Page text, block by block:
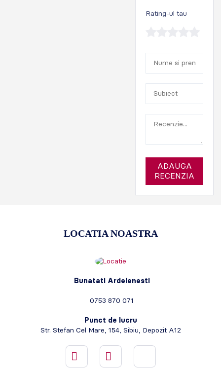
Rating-ul tau
ADAUGA
RECENZIA
LOCATIA NOASTRA
Bunatati Ardelenesti
0753 870 071
Punct de lucru
Str. Stefan Cel Mare, 154, Sibiu, Depozit A12